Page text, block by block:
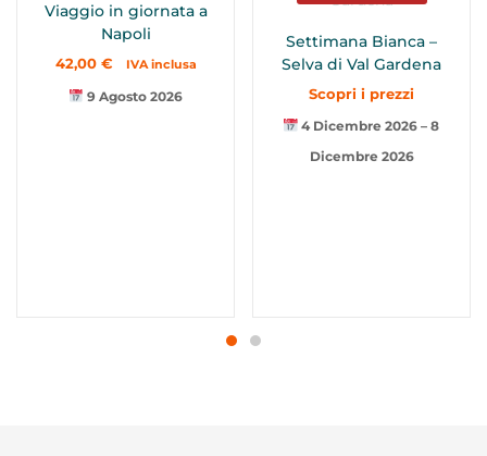
Viaggio in giornata a
Napoli
42,00 € IVA inclusa
9 Agosto 2026
Settimana Bianca –
Selva di Val Gardena
Scopri i prezzi
4 Dicembre 2026 – 8
Dicembre 2026